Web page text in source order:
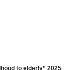
to elderly” 2025